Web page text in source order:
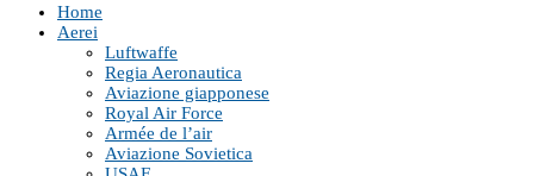
Home
Aerei
Luftwaffe
Regia Aeronautica
Aviazione giapponese
Royal Air Force
Armée de l’air
Aviazione Sovietica